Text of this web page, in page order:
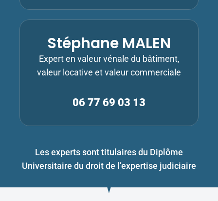
Stéphane MALEN
Expert en valeur vénale du bâtiment,
valeur locative et valeur commerciale
06 77 69 03 13
Les experts sont titulaires du Diplôme
Universitaire du droit de l’expertise judiciaire